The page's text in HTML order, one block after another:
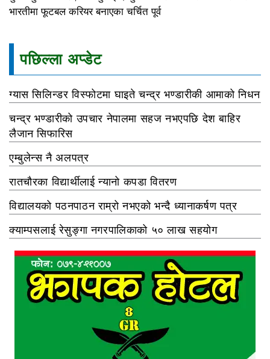
भारतीमा फूटबल करियर बनाएका चर्चित पूर्व
पछिल्ला अप्डेट
ग्यास सिलिन्डर विस्फोटमा घाइते चन्द्र भण्डारीकी आमाको निधन
चन्द्र भण्डारीको उपचार नेपालमा सहज नभएपछि देश बाहिर
लैजान सिफारिस
एम्बुलेन्स नै अलपत्र
रातचौरका विद्यार्थीलाई न्यानो कपडा वितरण
विद्यालयको पठनपाठन राम्रो नभएको भन्दै ध्यानाकर्षण पत्र
क्याम्पसलाई रेसुङ्गा नगरपालिकाको ५० लाख सहयोग